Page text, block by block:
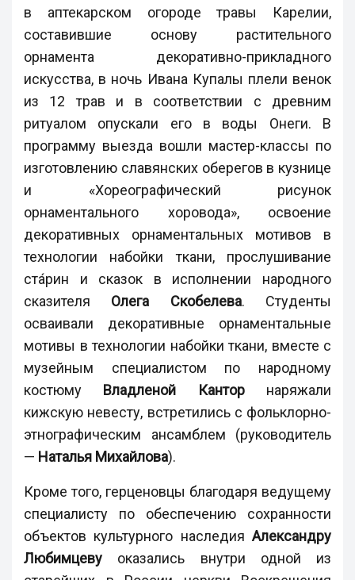
в аптекарском огороде травы Карелии,
составившие основу растительного
орнамента декоративно-прикладного
искусства, в ночь Ивана Купалы плели венок
из 12 трав и в соответствии с древним
ритуалом опускали его в воды Онеги. В
программу выезда вошли мастер-классы по
изготовлению славянских оберегов в кузнице
и «Хореографический рисунок
орнаментального хоровода», освоение
декоративных орнаментальных мотивов в
технологии набойки ткани, прослушивание
ста́рин и сказок в исполнении народного
сказителя Олега Скобелева. Студенты
осваивали декоративные орнаментальные
мотивы в технологии набойки ткани, вместе с
музейным специалистом по народному
костюму Владленой Канторнаряжали
кижскую невесту, встретились с фольклорно-
этнографическим ансамблем (руководитель
— Наталья Михайлова).
Кроме того, герценовцы благодаря ведущему
специалисту по обеспечению сохранности
объектов культурного наследия Александру
Любимцеву оказались внутри одной из